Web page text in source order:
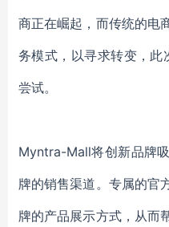
商正在崛起，而传统的电
务模式，以寻求转变，此
尝试。
Myntra-Mall将创新品牌
牌的销售渠道。专属的官
牌的产品展示方式，从而